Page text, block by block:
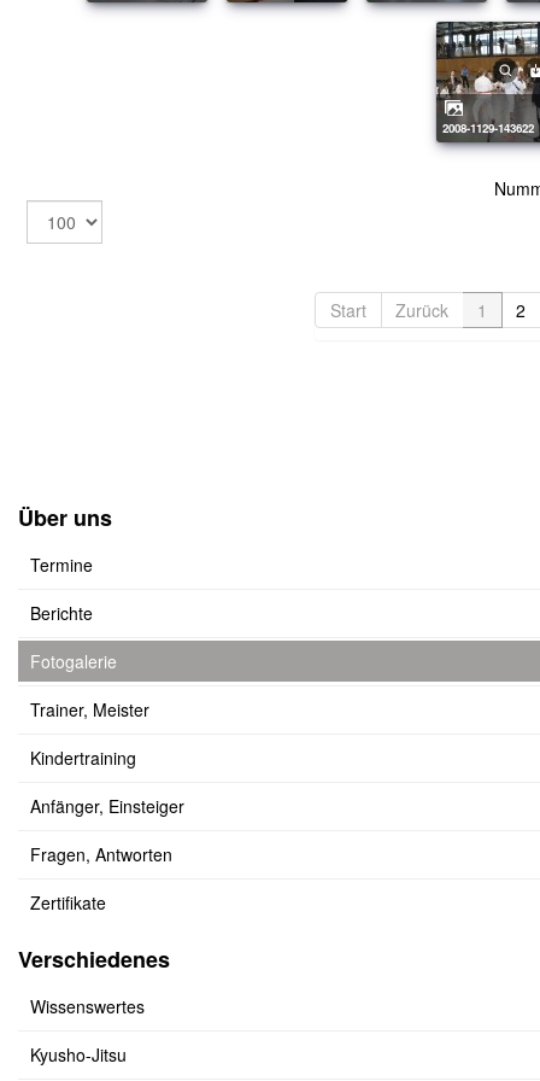
2008-1129-143622
Start Zurück 1 2
Über uns
Termine
Berichte
Fotogalerie
Trainer, Meister
Kindertraining
Anfänger, Einsteiger
Fragen, Antworten
Zertifikate
Verschiedenes
Wissenswertes
Kyusho-Jitsu